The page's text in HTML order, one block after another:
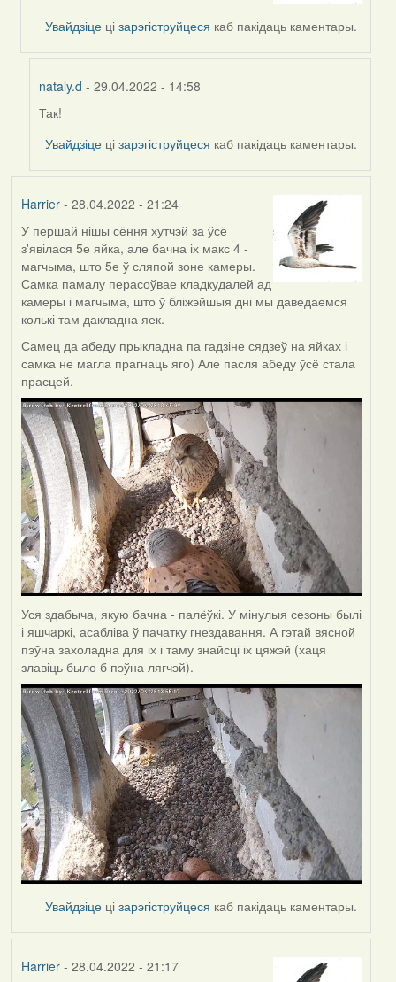
nataly.d
Увайдзіце цізарэгіструйцеся каб пакідаць каментары.
nataly.d - 29.04.2022 - 14:58
In
reply
by
Так!
Увайдзіце цізарэгіструйцеся каб пакідаць каментары.
Harrier- 28.04.2022 - 21:24
У першай нішы сёння хутчэй за ўсё
з'явілася 5е яйка, але бачна іх макс 4 -
магчыма, што 5е ў сляпой зоне камеры.
Самка памалу перасоўвае кладкудалей ад
камеры і магчыма, што ў бліжэйшыя дні мы даведаемся
колькі там дакладна яек.
Самец да абеду прыкладна па гадзіне сядзеў на яйках і
самка не магла прагнаць яго) Але пасля абеду ўсё стала
прасцей.
Уся здабыча, якую бачна - палёўкі. У мінулыя сезоны былі
і яшчaркі, асабліва ў пачатку гнездавання. А гэтай вясной
пэўна захоладна для іх і таму знайсці іх цяжэй (хаця
злавіць было б пэўна лягчэй).
Увайдзіце цізарэгіструйцеся каб пакідаць каментары.
Harrier- 28.04.2022 - 21:17